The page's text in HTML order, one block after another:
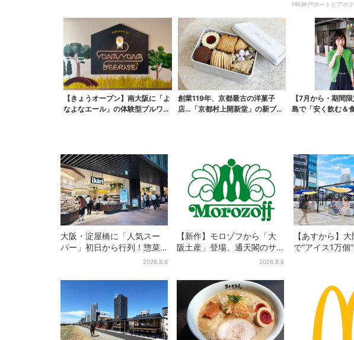
PR(神戸ポートピアホ
【きょうオープン】南大阪に「よ
なよなエール」の体験型ブルワリ
創業119年、京都最古の洋菓子
店…「京都村上開新堂」の新ブラ
【7月から・期間
島で「安く飲む＆
大阪・淀屋橋に「人気スー
パー」初日から行列！惣菜
＆弁当コーナーは大幅に拡
2026.8.6
【新作】モロゾフから「大
阪土産」登場、通天閣のサ
クサクスイーツ 6カ所で順
2026.8.6
【あすから】
で“アイス1万個
日間限定で、